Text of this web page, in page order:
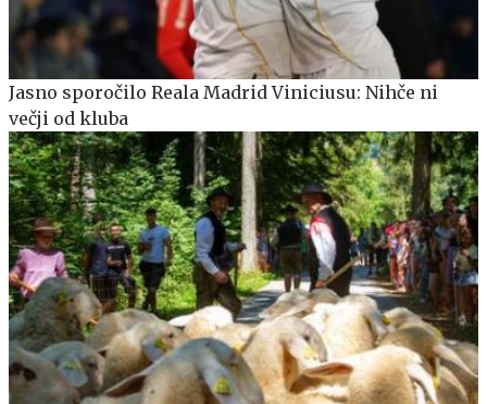
Jasno sporočilo Reala Madrid Viniciusu: Nihče ni
večji od kluba